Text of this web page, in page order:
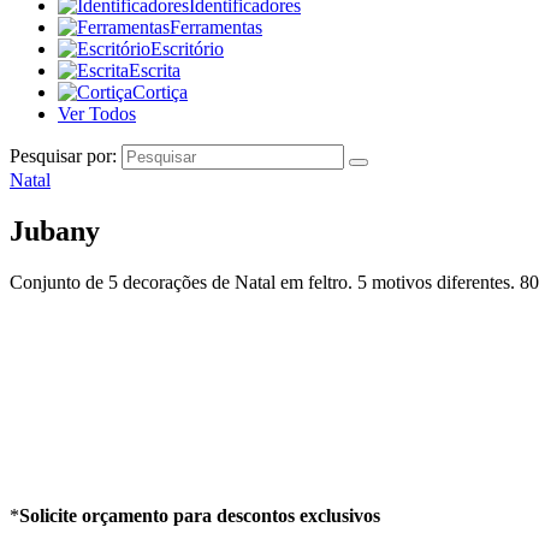
Identificadores
Ferramentas
Escritório
Escrita
Cortiça
Ver Todos
Pesquisar por:
Natal
Jubany
Conjunto de 5 decorações de Natal em feltro. 5 motivos diferentes.
*Solicite orçamento para descontos exclusivos